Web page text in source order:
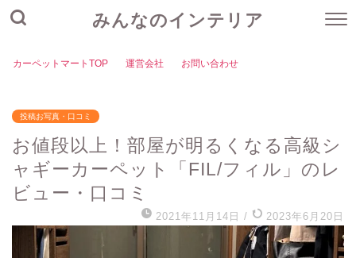
みんなのインテリア
カーペットマートTOP 運営会社 お問い合わせ
投稿お写真・口コミ
お値段以上！部屋が明るくなる高級シ
ャギーカーペット「FIL/フィル」のレ
ビュー・口コミ
2021年11月14日 / 2023年6月20日